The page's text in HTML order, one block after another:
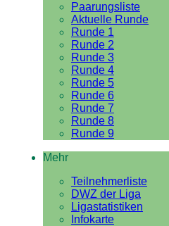
Paarungsliste
Aktuelle Runde
Runde 1
Runde 2
Runde 3
Runde 4
Runde 5
Runde 6
Runde 7
Runde 8
Runde 9
Mehr
Teilnehmerliste
DWZ der Liga
Ligastatistiken
Infokarte